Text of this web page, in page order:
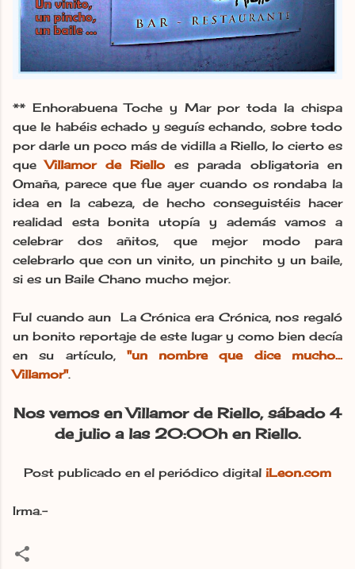
** Enhorabuena Toche y Mar por toda la chispa
que le habéis echado y seguís echando, sobre todo
por darle un poco más de vidilla a Riello, lo cierto es
queVillamor de Riello es parada obligatoria en
Omaña, parece que fue ayer cuando os rondaba la
idea en la cabeza, de hecho conseguistéis hacer
realidad esta bonita utopía y además vamos a
celebrar dos añitos, que mejor modo para
celebrarlo que con un vinito, un pinchito y un baile,
si es un Baile Chano mucho mejor.
Ful cuando aun La Crónica era Crónica, nos regaló
un bonito reportaje de este lugar y como bien decía
en su artículo, "un nombre que dice mucho...
Villamor".
Nos vemos en Villamor de Riello, sábado 4
de julio a las 20:00h en Riello.
Post publicado en el periódico digital iLeon.com
Irma.-